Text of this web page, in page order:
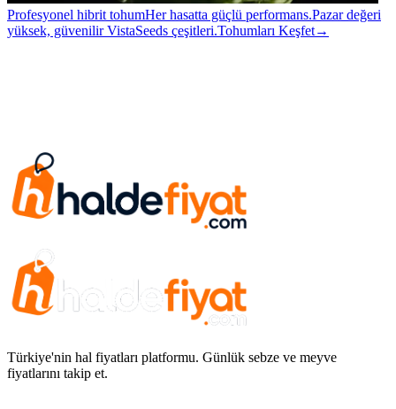
Profesyonel hibrit tohumHer hasatta güçlü performans.Pazar değeri
yüksek, güvenilir VistaSeeds çeşitleri.Tohumları Keşfet→
Türkiye'nin hal fiyatları platformu. Günlük sebze ve meyve
fiyatlarını takip et.